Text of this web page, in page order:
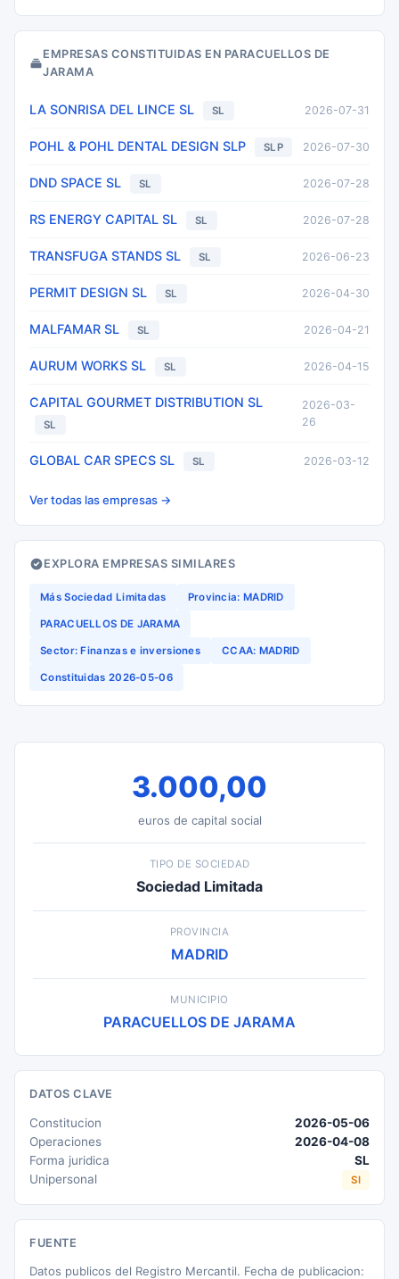
EMPRESAS CONSTITUIDAS EN PARACUELLOS DE
JARAMA
LA SONRISA DEL LINCE SL SL 2026-07-31
POHL & POHL DENTAL DESIGN SLP SLP 2026-07-30
DND SPACE SL SL 2026-07-28
RS ENERGY CAPITAL SL SL 2026-07-28
TRANSFUGA STANDS SL SL 2026-06-23
PERMIT DESIGN SL SL 2026-04-30
MALFAMAR SL SL 2026-04-21
AURUM WORKS SL SL 2026-04-15
CAPITAL GOURMET DISTRIBUTION SL
SL
2026-03-
26
GLOBAL CAR SPECS SL SL 2026-03-12
Ver todas las empresas →
EXPLORA EMPRESAS SIMILARES
Más Sociedad Limitadas Provincia: MADRID
PARACUELLOS DE JARAMA
Sector: Finanzas e inversiones CCAA: MADRID
Constituidas 2026-05-06
3.000,00
euros de capital social
TIPO DE SOCIEDAD
Sociedad Limitada
PROVINCIA
MADRID
MUNICIPIO
PARACUELLOS DE JARAMA
DATOS CLAVE
Constitucion
2026-05-06
Operaciones
2026-04-08
Forma juridica
SL
Unipersonal
SI
FUENTE
Datos publicos del Registro Mercantil. Fecha de publicacion: